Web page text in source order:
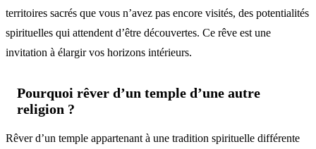
territoires sacrés que vous n’avez pas encore visités, des potentialités
spirituelles qui attendent d’être découvertes. Ce rêve est une
invitation à élargir vos horizons intérieurs.
Pourquoi rêver d’un temple d’une autre
religion ?
Rêver d’un temple appartenant à une tradition spirituelle différente